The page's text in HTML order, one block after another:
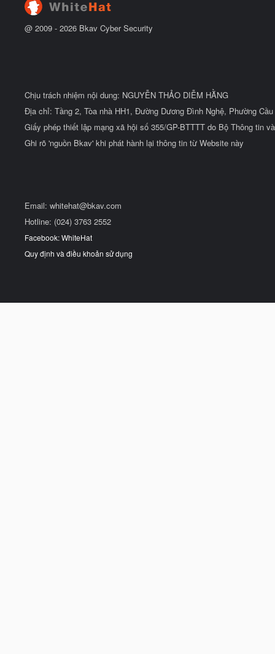
@ 2009 - 2026 Bkav Cyber Security
Chịu trách nhiệm nội dung: NGUYỄN THẢO DIỄM HẰNG
Địa chỉ: Tầng 2, Tòa nhà HH1, Đường Dương Đình Nghệ, Phường
Giấy phép thiết lập mạng xã hội số 355/GP-BTTTT do Bộ Thông tin
Ghi rõ 'nguồn Bkav' khi phát hành lại thông tin từ Website này
Email: whitehat@bkav.com
Hotline: (024) 3763 2552
Facebook: WhiteHat
Quy định và điều khoản sử dụng